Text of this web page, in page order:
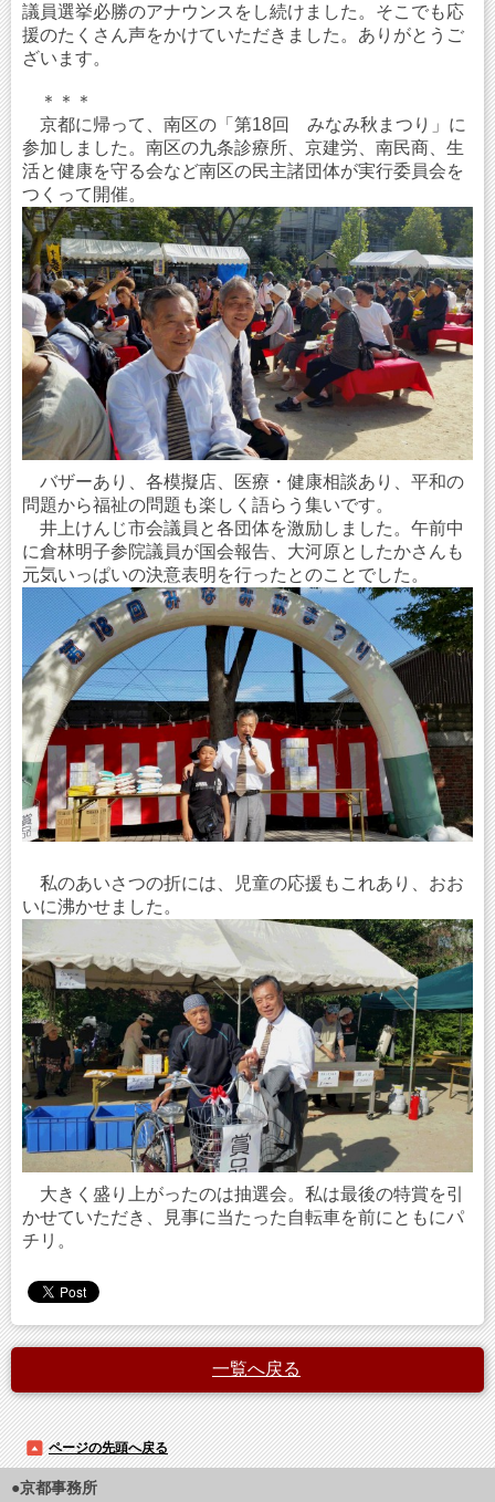
議員選挙必勝のアナウンスをし続けました。そこでも応
援のたくさん声をかけていただきました。ありがとうご
ざいます。
＊＊＊
京都に帰って、南区の「第18回 みなみ秋まつり」に
参加しました。南区の九条診療所、京建労、南民商、生
活と健康を守る会など南区の民主諸団体が実行委員会を
つくって開催。
バザーあり、各模擬店、医療・健康相談あり、平和の
問題から福祉の問題も楽しく語らう集いです。
井上けんじ市会議員と各団体を激励しました。午前中
に倉林明子参院議員が国会報告、大河原としたかさんも
元気いっぱいの決意表明を行ったとのことでした。
私のあいさつの折には、児童の応援もこれあり、おお
いに沸かせました。
大きく盛り上がったのは抽選会。私は最後の特賞を引
かせていただき、見事に当たった自転車を前にともにパ
チリ。
一覧へ戻る
ページの先頭へ戻る
●京都事務所